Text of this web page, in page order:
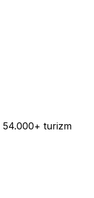
54.000+ turizm